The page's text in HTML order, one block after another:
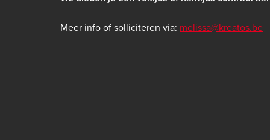
Meer info of solliciteren via: melissa@kreatos.be